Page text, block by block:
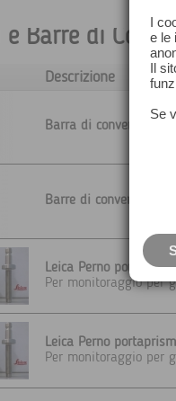
e Barre di
Descrizione
Barra di convergenza
Barre di convergenza
Leica Perno
Per monitoraggio per
Leica Perno
Per monitoraggio per
I
e le
Il
Se